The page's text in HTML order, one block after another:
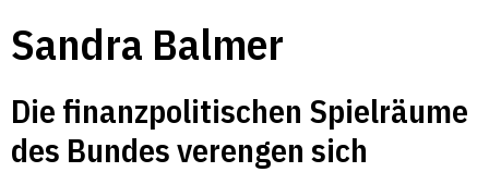
Sandra Balmer
Die finanzpolitischen Spielräume
des Bundes verengen sich